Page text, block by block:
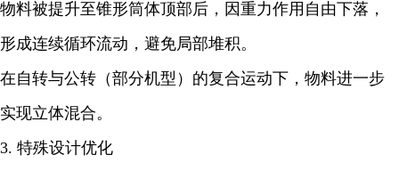
物料被提升至锥形筒体顶部后，因重力作用自由下落，
形成连续循环流动，避免局部堆积。
在自转与公转（部分机型）的复合运动下，物料进一步
实现立体混合。
3. 特殊设计优化